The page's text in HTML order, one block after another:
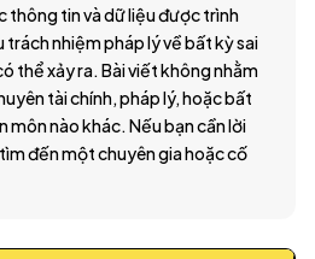
thông tin và dữ liệu được trình
nhiệm pháp lý về bất kỳ sai
thể xảy ra. Bài viết không nhằm
tài chính, pháp lý, hoặc bất
môn nào khác. Nếu bạn cần lời
đến một chuyên gia hoặc cố